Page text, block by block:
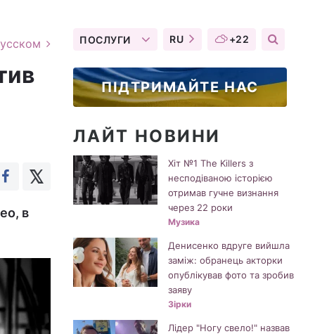
в
ПОСЛУГИ RU +22
ПІДТРИМАЙТЕ НАС
ЛАЙТ НОВИНИ
Хіт №1 The Killers з
несподіваною історією
отримав гучне визнання
через 22 роки
Музика
Денисенко вдруге вийшла
заміж: обранець акторки
опублікував фото та зробив
заяву
Зірки
Лідер "Ногу свело!" назвав